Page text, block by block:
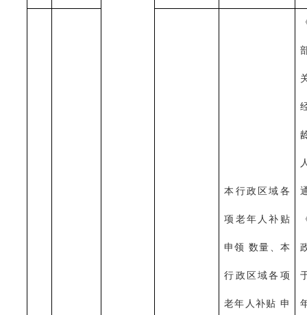
本行政区域各
项老年人补贴
申领 数量、本
行政区域各项
老年人补贴 申